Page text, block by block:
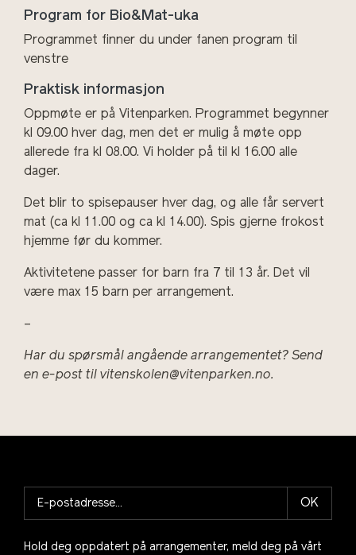
Program for Bio&Mat-uka
Programmet finner du under fanen program til
venstre
Praktisk informasjon
Oppmøte er på Vitenparken. Programmet begynner
kl 09.00 hver dag, men det er mulig å møte opp
allerede fra kl 08.00. Vi holder på til kl 16.00 alle
dager.
Det blir to spisepauser hver dag, og alle får servert
mat (ca kl 11.00 og ca kl 14.00). Spis gjerne frokost
hjemme før du kommer.
Aktivitetene passer for barn fra 7 til 13 år. Det vil
være max 15 barn per arrangement.
–
Har du spørsmål angående arrangementet? Send
en e-post til vitenskolen@vitenparken.no.
OK
Hold deg oppdatert på arrangementer, meld deg på vårt